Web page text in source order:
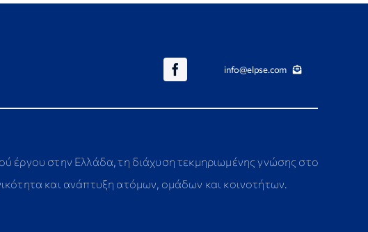
info@elpse.com
έργου στην Ελλάδα, τη διάχυση τεκμηριωμένης γνώσης στο
και ανάπτυξη ατόμων, ομάδων και κοινοτήτων.